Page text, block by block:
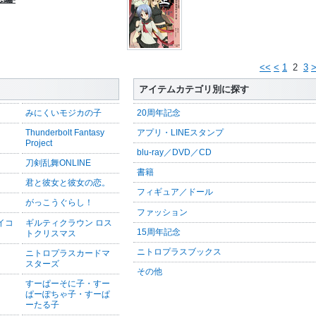
<< < 1 2 3 >
みにくいモジカの子
Thunderbolt Fantasy
Project
刀剣乱舞ONLINE
君と彼女と彼女の恋。
がっこうぐらし！
コ
ギルティクラウン ロス
トクリスマス
ニトロプラスカードマ
スターズ
すーぱーそに子・すー
ぱーぽちゃ子・すーぱ
ーたる子
アイテムカテゴリ別に探す
20周年記念
アプリ・LINEスタンプ
blu-ray／DVD／CD
書籍
フィギュア／ドール
ファッション
15周年記念
ニトロプラスブックス
その他